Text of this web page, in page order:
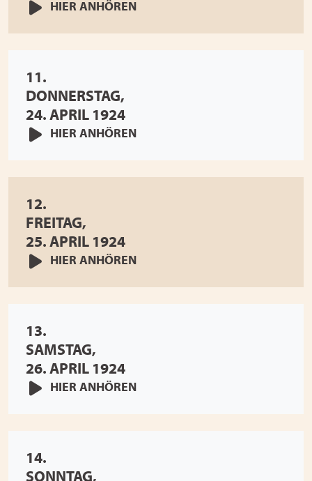
HIER ANHÖREN
11.
DONNERSTAG,
24. APRIL 1924
HIER ANHÖREN
12.
FREITAG,
25. APRIL 1924
HIER ANHÖREN
13.
SAMSTAG,
26. APRIL 1924
HIER ANHÖREN
14.
SONNTAG,